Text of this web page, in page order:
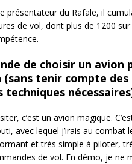
présentateur du Rafale, il
de vol, dont plus de 1200 sur
de choisir un avion
(sans tenir compte des
techniques
c’est un avion magique.
avec lequel j’irais au combat
et très simple à piloter,
de vol. En démo, je ne